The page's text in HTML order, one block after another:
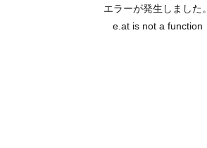
エラーが発生しました。
e.at is not a function